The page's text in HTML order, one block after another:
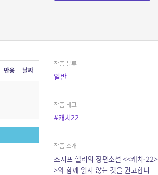
반응 날짜
작품 분류
일반
작품 태그
#캐치22
작품 소개
조지프 헬러의 장편소설 <<캐치-22>
>와 함께 읽지 않는 것을 권고합니